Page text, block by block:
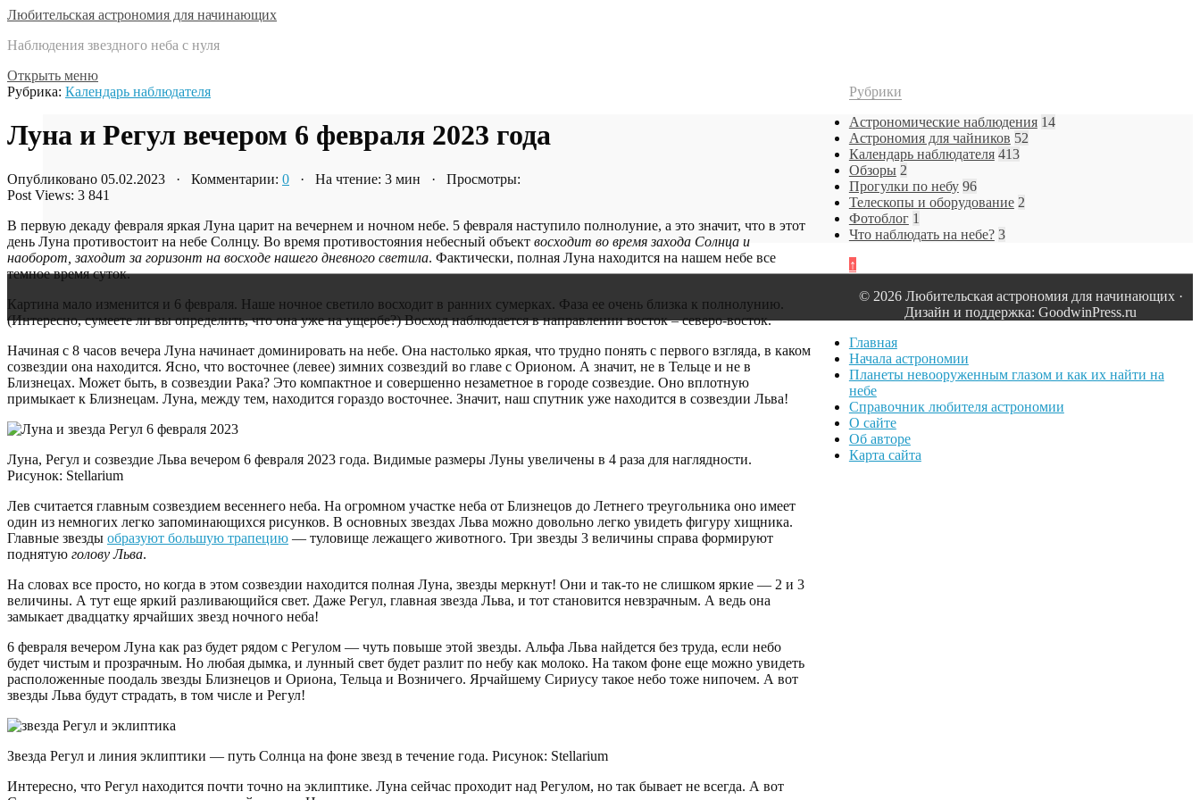
Любительская астрономия для начинающих
Наблюдения звездного неба с нуля
Открыть меню
Рубрика: Календарь наблюдателя
Луна и Регул вечером 6 февраля 2023 года
Опубликовано 05.02.2023 · Комментарии: 0 · На чтение: 3 мин · Просмотры:
Post Views: 3 841
В первую декаду февраля яркая Луна царит на вечернем и ночном небе. 5 февраля наступило полнолуние, а это значит, что в этот
день Луна противостоит на небе Солнцу. Во время противостояния небесный объект восходит во время захода Солнца и
наоборот, заходит за горизонт на восходе нашего дневного светила. Фактически, полная Луна находится на нашем небе все
темное время суток.
Картина мало изменится и 6 февраля. Наше ночное светило восходит в ранних сумерках. Фаза ее очень близка к полнолунию.
(Интересно, сумеете ли вы определить, что она уже на ущербе?) Восход наблюдается в направлении восток – северо-восток.
Начиная с 8 часов вечера Луна начинает доминировать на небе. Она настолько яркая, что трудно понять с первого взгляда, в каком
созвездии она находится. Ясно, что восточнее (левее) зимних созвездий во главе с Орионом. А значит, не в Тельце и не в
Близнецах. Может быть, в созвездии Рака? Это компактное и совершенно незаметное в городе созвездие. Оно вплотную
примыкает к Близнецам. Луна, между тем, находится гораздо восточнее. Значит, наш спутник уже находится в созвездии Льва!
Луна, Регул и созвездие Льва вечером 6 февраля 2023 года. Видимые размеры Луны увеличены в 4 раза для наглядности.
Рисунок: Stellarium
Лев считается главным созвездием весеннего неба. На огромном участке неба от Близнецов до Летнего треугольника оно имеет
один из немногих легко запоминающихся рисунков. В основных звездах Льва можно довольно легко увидеть фигуру хищника.
Главные звезды образуют большую трапецию — туловище лежащего животного. Три звезды 3 величины справа формируют
поднятую голову Льва.
На словах все просто, но когда в этом созвездии находится полная Луна, звезды меркнут! Они и так-то не слишком яркие — 2 и 3
величины. А тут еще яркий разливающийся свет. Даже Регул, главная звезда Льва, и тот становится невзрачным. А ведь она
замыкает двадцатку ярчайших звезд ночного неба!
6 февраля вечером Луна как раз будет рядом с Регулом — чуть повыше этой звезды. Альфа Льва найдется без труда, если небо
будет чистым и прозрачным. Но любая дымка, и лунный свет будет разлит по небу как молоко. На таком фоне еще можно увидеть
расположенные поодаль звезды Близнецов и Ориона, Тельца и Возничего. Ярчайшему Сириусу такое небо тоже нипочем. А вот
звезды Льва будут страдать, в том числе и Регул!
Звезда Регул и линия эклиптики — путь Солнца на фоне звезд в течение года. Рисунок: Stellarium
Интересно, что Регул находится почти точно на эклиптике. Луна сейчас проходит над Регулом, но так бывает не всегда. А вот
Рубрики
Астрономические наблюдения 14
Астрономия для чайников 52
Календарь наблюдателя 413
Обзоры 2
Прогулки по небу 96
Телескопы и оборудование 2
Фотоблог 1
Что наблюдать на небе? 3
↑
© 2026 Любительская астрономия для начинающих ·
Дизайн и поддержка: GoodwinPress.ru
Главная
Начала астрономии
Планеты невооруженным глазом и как их найти на
небе
Справочник любителя астрономии
О сайте
Об авторе
Карта сайта